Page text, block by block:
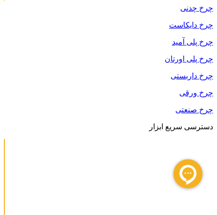
چرخ چدنی
چرخ دایکاست
چرخ پلی آمید
چرخ پلی اورتان
چرخ داربستی
چرخ ورقی
چرخ صنعتی
دسترسی سریع ابزار